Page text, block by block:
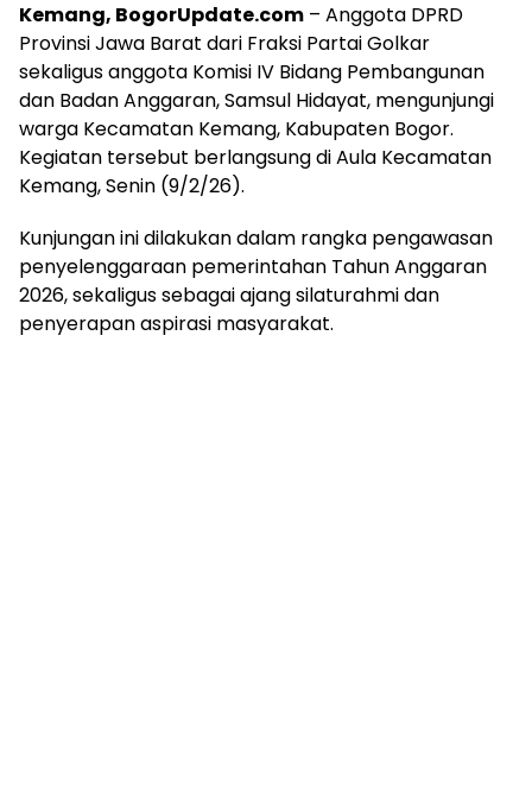
Kemang, BogorUpdate.com – Anggota DPRD
Provinsi Jawa Barat dari Fraksi Partai Golkar
sekaligus anggota Komisi IV Bidang Pembangunan
dan Badan Anggaran, Samsul Hidayat, mengunjungi
warga Kecamatan Kemang, Kabupaten Bogor.
Kegiatan tersebut berlangsung di Aula Kecamatan
Kemang, Senin (9/2/26).
Kunjungan ini dilakukan dalam rangka pengawasan
penyelenggaraan pemerintahan Tahun Anggaran
2026, sekaligus sebagai ajang silaturahmi dan
penyerapan aspirasi masyarakat.